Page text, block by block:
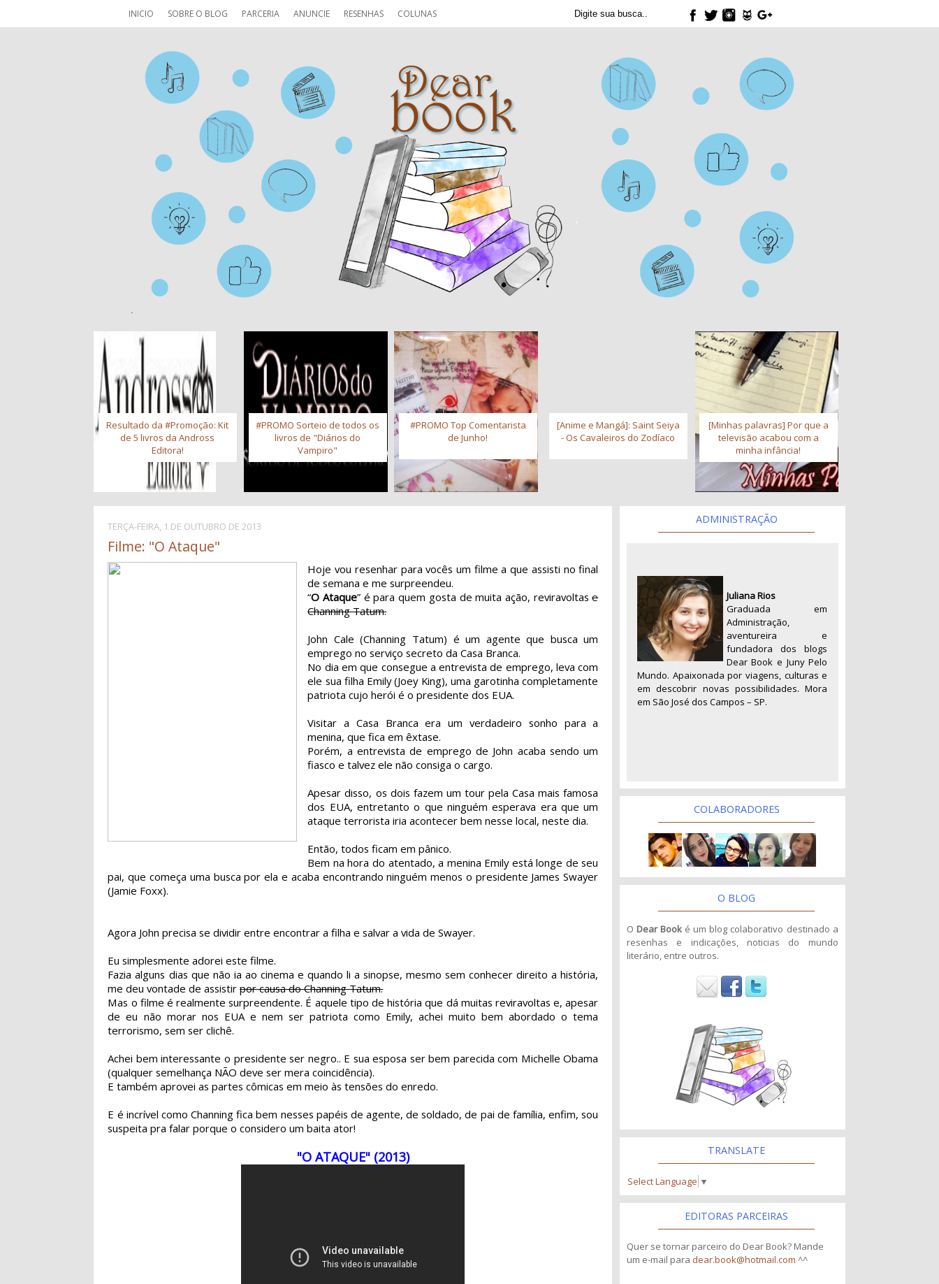
INICIO SOBRE O BLOG PARCERIA ANUNCIE RESENHAS COLUNAS
Resultado da #Promoção: Kit
de 5 livros da Andross
Editora!
#PROMO Sorteio de todos os
livros de "Diários do
Vampiro"
#PROMO Top Comentarista
de Junho!
[Anime e Mangá]: Saint Seiya
- Os Cavaleiros do Zodíaco
[Minhas palavras] Por que a
televisão acabou com a
minha infância!
TERÇA-FEIRA, 1 DE OUTUBRO DE 2013
Filme: "O Ataque"
Hoje vou resenhar para vocês um filme a que assisti no final
de semana e me surpreendeu.
“O Ataque” é para quem gosta de muita ação, reviravoltase
Channing Tatum.
John Cale (Channing Tatum) é um agente que busca um
emprego no serviço secreto da Casa Branca.
No dia em que consegue a entrevista de emprego, leva com
ele sua filha Emily (Joey King), uma garotinha completamente
patriota cujo herói é o presidente dos EUA.
Visitar a Casa Branca era um verdadeiro sonho para a
menina, que fica em êxtase.
Porém, a entrevista de emprego de John acaba sendo um
fiasco e talvez ele não consiga o cargo.
Apesar disso, os dois fazem um tour pela Casa mais famosa
dos EUA, entretanto o que ninguém esperava era que um
ataque terrorista iria acontecer bem nesse local, neste dia.
Então, todos ficam em pânico.
Bem na hora do atentado, a menina Emily está longe de seu
pai, que começa uma busca por ela e acaba encontrando ninguém menos o presidente James Swayer
(Jamie Foxx).
Agora John precisa se dividir entre encontrar a filha e salvar a vida de Swayer.
Eu simplesmente adorei este filme.
Fazia alguns dias que não ia ao cinema e quando li a sinopse, mesmo sem conhecer direito a história,
me deu vontade de assistirpor causa do Channing Tatum.
Mas o filme é realmente surpreendente. É aquele tipo de história que dá muitas reviravoltas e, apesar
de eu não morar nos EUA e nem ser patriota como Emily, achei muito bem abordado o tema
terrorismo, sem ser clichê.
Achei bem interessante o presidente ser negro.. E sua esposa ser bem parecida com Michelle Obama
(qualquer semelhança NÃO deve ser mera coincidência).
E também aprovei as partes cômicas em meio às tensões do enredo.
E é incrível como Channing fica bem nesses papéis de agente, de soldado, de pai de família, enfim, sou
suspeita pra falar porque o considero um baita ator!
"O ATAQUE" (2013)
ADMINISTRAÇÃO
Juliana Rios
Graduada em
Administração,
aventureira e
fundadora dos blogs
Dear Book e Juny Pelo
Mundo. Apaixonada por viagens, culturas e
em descobrir novas possibilidades. Mora
em São José dos Campos – SP.
COLABORADORES
O BLOG
O Dear Book é um blog colaborativo destinado a
resenhas e indicações, noticias do mundo
literário, entre outros.
TRANSLATE
Select Language ▼
EDITORAS PARCEIRAS
Quer se tornar parceiro do Dear Book? Mande
um e-mail para dear.book@hotmail.com ^^